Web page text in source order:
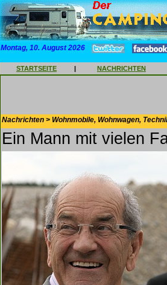
Montag, 10. August 2026
STARTSEITE | NACHRICHTEN
Nachrichten > Wohnmobile, Wohnwagen,
Ein Mann mit vielen